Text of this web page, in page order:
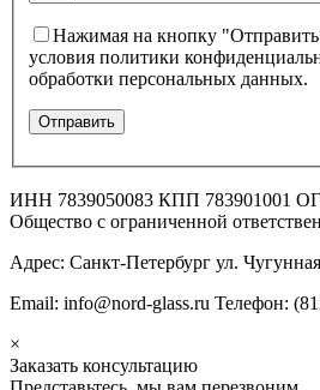
Нажимая на кнопку
условия политики
обработки персональных данных.
ИНН 7839050083 КПП 783901001
Общество с ограниченной
Адрес: Санкт-Петербург ул.
Email: info@nord-glass.ru Телефон:
×
Заказать консультацию